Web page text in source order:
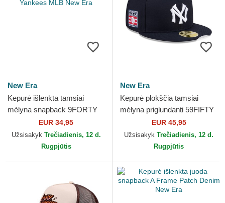
New Era
Kepurė išlenkta tamsiai
mėlyna snapback 9FORTY
M-Crown Hall Of Fame New
York Yankees MLB New Era
EUR 34,95
Užsisakyk Trečiadienis, 12 d.
Rugpjūtis
New Era
Kepurė plokščia tamsiai
mėlyna priglundanti 59FIFTY
Hall Of Fame New York
Yankees MLB New Era
EUR 45,95
Užsisakyk Trečiadienis, 12 d.
Rugpjūtis